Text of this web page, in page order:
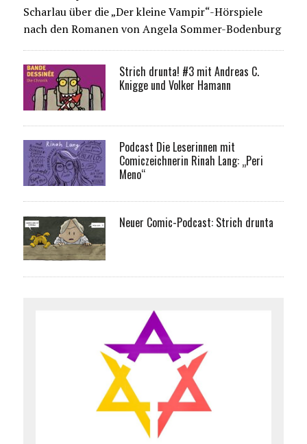
Scharlau über die „Der kleine Vampir“-Hörspiele
nach den Romanen von Angela Sommer-Bodenburg
Strich drunta! #3 mit Andreas C.
Knigge und Volker Hamann
Podcast Die Leserinnen mit
Comiczeichnerin Rinah Lang: „Peri
Meno“
Neuer Comic-Podcast: Strich drunta